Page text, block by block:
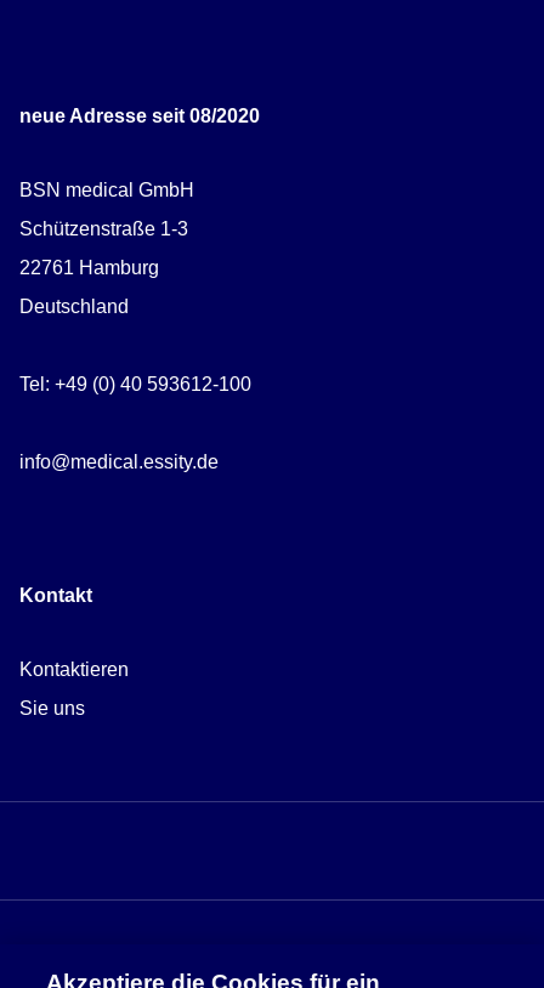
neue Adresse seit 08/2020
BSN medical GmbH
Schützenstraße 1-3
22761 Hamburg
Deutschland
Tel: +49 (0) 40 593612-100
info@medical.essity.de
Kontakt
Kontaktieren
Sie uns
Akzeptiere die Cookies für ein